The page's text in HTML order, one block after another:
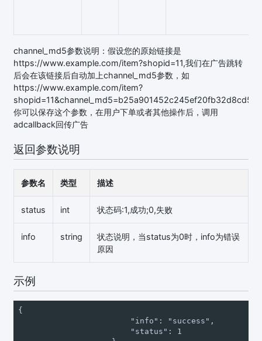
channel_md5参数说明：假设您的原始链接是
https://www.example.com/item?shopid=11,我们在广告跳转
后会在该链接后自动加上channel_md5参数，如
https://www.example.com/item?
你可以保存这个参数，在用户下单或者其他操作后，调用
adcallback回传广告
返回参数说明
参数名 类型 描述
status int 状态码:1,成功;0,失败
info string
状态说明，当status为0时，info为错误
原因
示例
{
                        "info": "success",
                        "status": 1